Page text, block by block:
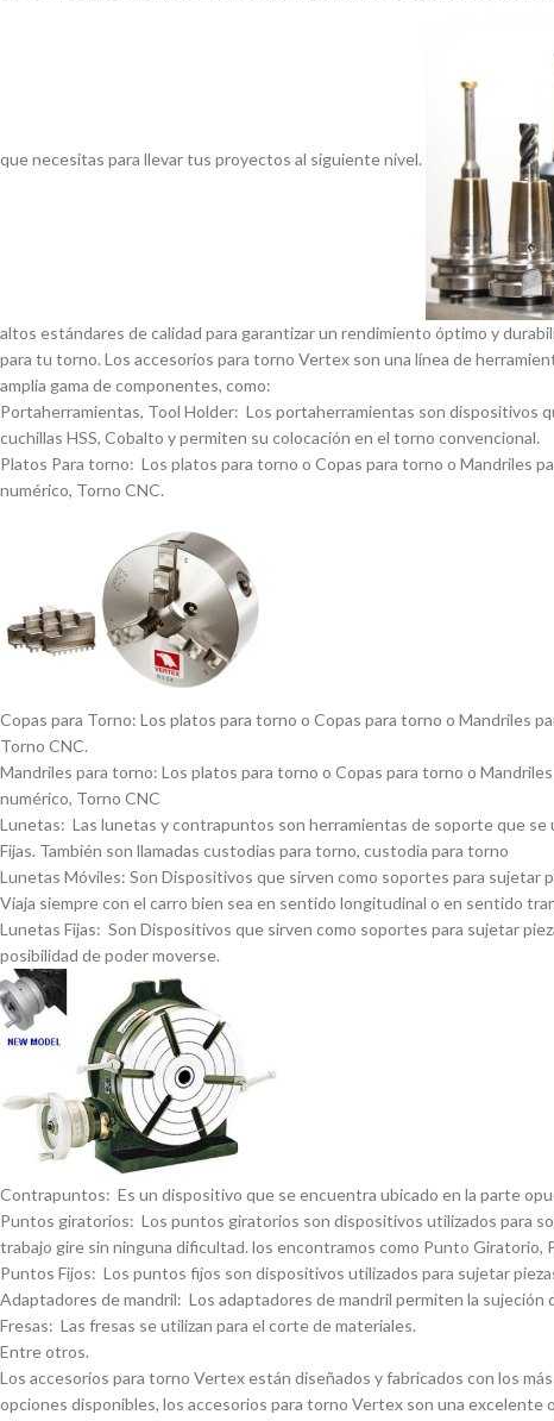
que necesitas para llevar tus proyectos al siguiente nivel.
altos estándares de calidad para garantizar un rendimiento óptimo y
para tu torno. Los accesorios para torno Vertex son una lí­nea de
amplia gama de componentes, como:
Portaherramientas, Tool Holder: Los portaherramientas son dispositivos
cuchillas HSS, Cobalto y permiten su colocación en el torno convencional.
Platos Para torno: Los platos para torno o Copas para torno o Mandriles
numérico, Torno CNC.
Copas para Torno: Los platos para torno o Copas para torno o Mandriles
Torno CNC.
Mandriles para torno: Los platos para torno o Copas para torno o
numérico, Torno CNC
Lunetas: Las lunetas y contrapuntos son herramientas de soporte que se
Fijas. También son llamadas custodias para torno, custodia para torno
Lunetas Móviles: Son Dispositivos que sirven como soportes para
Viaja siempre con el carro bien sea en sentido longitudinal o en sentido
Lunetas Fijas: Son Dispositivos que sirven como soportes para sujetar
posibilidad de poder moverse.
Contrapuntos: Es un dispositivo que se encuentra ubicado en la parte
Puntos giratorios: Los puntos giratorios son dispositivos utilizados para
trabajo gire sin ninguna dificultad. los encontramos como Punto
Puntos Fijos: Los puntos fijos son dispositivos utilizados para sujetar
Adaptadores de mandril: Los adaptadores de mandril permiten la
Fresas: Las fresas se utilizan para el corte de materiales.
Entre otros.
Los accesorios para torno Vertex están diseñados y fabricados con los
opciones disponibles, los accesorios para torno Vertex son una excelente